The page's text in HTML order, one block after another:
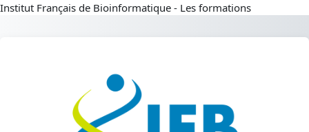
Institut Français de Bioinformatique - Les formations